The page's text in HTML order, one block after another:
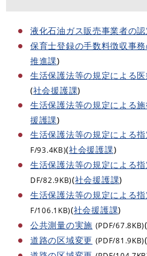
液化石油ガス販売事業者の認
保育士登録の手数料徴収事
推進課)
生活保護法等の規定による
(社会援護課)
生活保護法等の規定による
援護課)
生活保護法等の規定による
F/93.4KB)(社会援護課)
生活保護法等の規定による
DF/82.9KB)(社会援護課)
生活保護法等の規定による
F/106.1KB)(社会援護課)
公共測量の実施 (PDF/67.8KB)(
道路の区域変更 (PDF/81.9KB)(